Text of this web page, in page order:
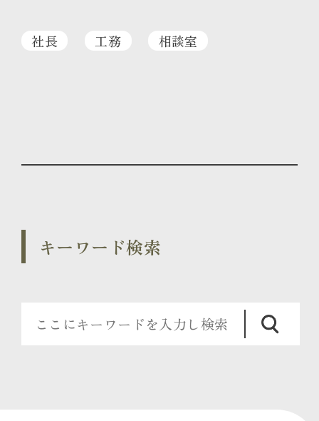
社長 工務 相談室
キーワード検索